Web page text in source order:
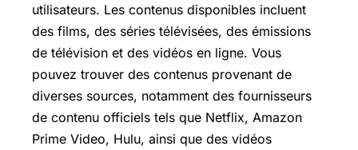
utilisateurs. Les contenus disponibles incluent
des films, des séries télévisées, des émissions
de télévision et des vidéos en ligne. Vous
pouvez trouver des contenus provenant de
diverses sources, notamment des fournisseurs
de contenu officiels tels que Netflix, Amazon
Prime Video, Hulu, ainsi que des vidéos